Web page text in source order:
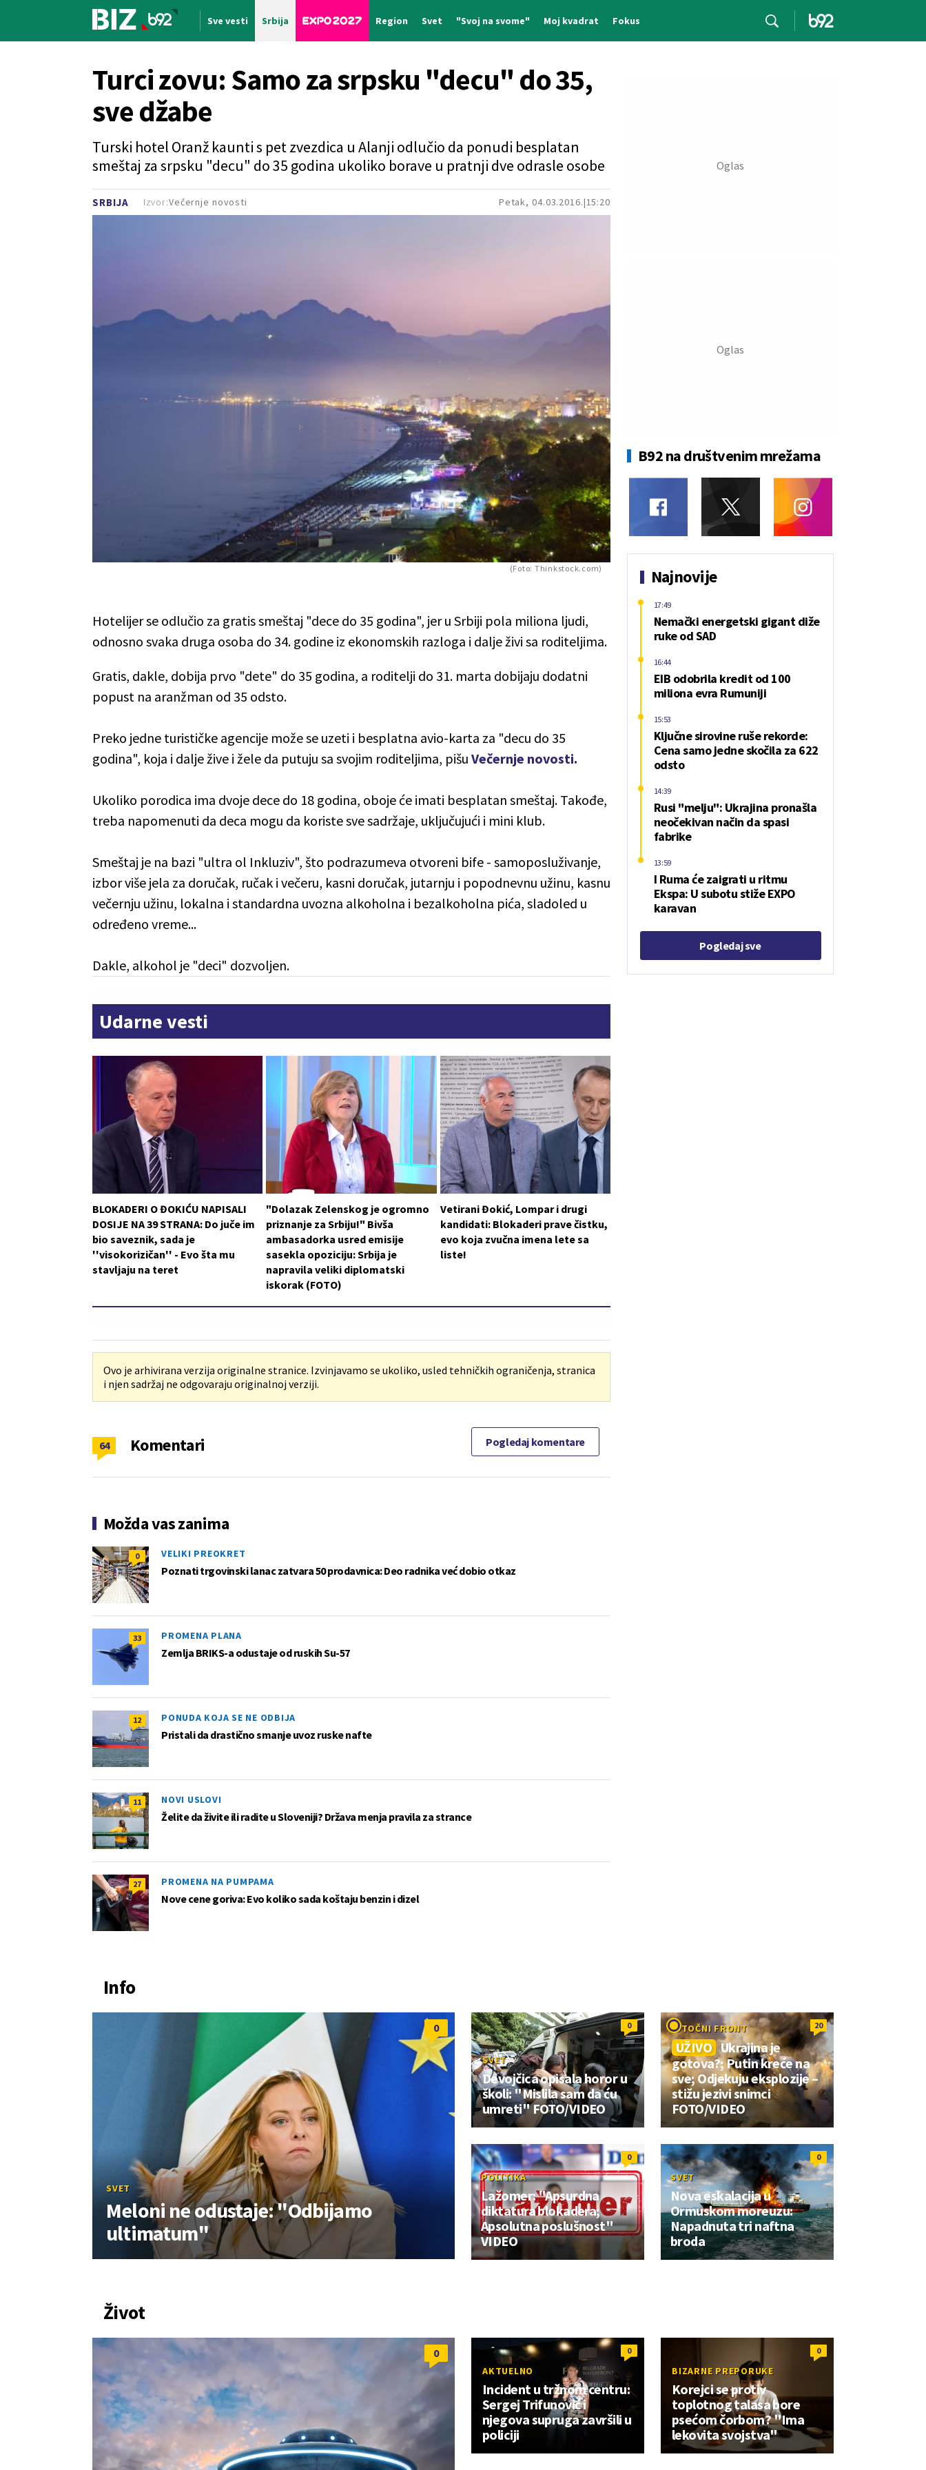
Sve vesti Srbija Region Svet "Svoj na svome" Moj kvadrat Fokus
SRBIJA Petak, 04.03.2016. 15:20
Turci zovu: Samo za srpsku "decu" do 35,
sve džabe
Turski hotel Oranž kaunti s pet zvezdica u Alanji odlučio da ponudi besplatan
smeštaj za srpsku "decu" do 35 godina ukoliko borave u pratnji dve odrasle osobe
Izvor:Večernje novosti
(Foto: Thinkstock.com)
Hotelijer se odlučio za gratis smeštaj "dece do 35 godina", jer u Srbiji pola miliona ljudi,
odnosno svaka druga osoba do 34. godine iz ekonomskih razloga i dalje živi sa roditeljima.
Gratis, dakle, dobija prvo "dete" do 35 godina, a roditelji do 31. marta dobijaju dodatni
popust na aranžman od 35 odsto.
Preko jedne turističke agencije može se uzeti i besplatna avio-karta za "decu do 35
godina", koja i dalje žive i žele da putuju sa svojim roditeljima, pišu Večernje novosti.
Ukoliko porodica ima dvoje dece do 18 godina, oboje će imati besplatan smeštaj. Takođe,
treba napomenuti da deca mogu da koriste sve sadržaje, uključujući i mini klub.
Smeštaj je na bazi "ultra ol Inkluziv", što podrazumeva otvoreni bife - samoposluživanje,
izbor više jela za doručak, ručak i večeru, kasni doručak, jutarnju i popodnevnu užinu, kasnu
večernju užinu, lokalna i standardna uvozna alkoholna i bezalkoholna pića, sladoled u
određeno vreme...
Dakle, alkohol je "deci" dozvoljen.
Udarne vesti
BLOKADERI O ĐOKIĆU NAPISALI
DOSIJE NA 39 STRANA: Do juče im
bio saveznik, sada je
''visokorizičan'' - Evo šta mu
stavljaju na teret
"Dolazak Zelenskog je ogromno
priznanje za Srbiju!" Bivša
ambasadorka usred emisije
sasekla opoziciju: Srbija je
napravila veliki diplomatski
iskorak (FOTO)
Vetirani Đokić, Lompar i drugi
kandidati: Blokaderi prave čistku,
evo koja zvučna imena lete sa
liste!
Ovo je arhivirana verzija originalne stranice. Izvinjavamo se ukoliko, usled tehničkih ograničenja, stranica
i njen sadržaj ne odgovaraju originalnoj verziji.
Komentari
64 Pogledaj komentare
Možda vas zanima
0 VELIKI PREOKRET
Poznati trgovinski lanac zatvara 50 prodavnica: Deo radnika već dobio otkaz
33 PROMENA PLANA
Zemlja BRIKS-a odustaje od ruskih Su-57
12 PONUDA KOJA SE NE ODBIJA
Pristali da drastično smanje uvoz ruske nafte
11 NOVI USLOVI
Želite da živite ili radite u Sloveniji? Država menja pravila za strance
27 PROMENA NA PUMPAMA
Nove cene goriva: Evo koliko sada koštaju benzin i dizel
B92 na društvenim mrežama
Najnovije
Nemački energetski gigant diže
ruke od SAD
17:49
EIB odobrila kredit od 100
miliona evra Rumuniji
16:44
Ključne sirovine ruše rekorde:
Cena samo jedne skočila za 622
odsto
15:53
Rusi "melju": Ukrajina pronašla
neočekivan način da spasi
fabrike
14:39
I Ruma će zaigrati u ritmu
Ekspa: U subotu stiže EXPO
karavan
13:59
Pogledaj sve
Info
0
SVET
Meloni ne odustaje: "Odbijamo
ultimatum"
0
SVET
Devojčica opisala horor u
školi: "Mislila sam da ću
umreti" FOTO/VIDEO
20
ISTOČNI FRONT
UŽIVO Ukrajina je
gotova?; Putin kreće na
sve; Odjekuju eksplozije –
stižu jezivi snimci
FOTO/VIDEO
0
POLITIKA
Lažomer: "Apsurdna
diktatura blokadera;
Apsolutna poslušnost"
VIDEO
0
SVET
Nova eskalacija u
Ormuskom moreuzu:
Napadnuta tri naftna
broda
Život
0 0
AKTUELNO
Incident u tržnom centru:
Sergej Trifunović i
njegova supruga završili u
policiji
0
BIZARNE PREPORUKE
Korejci se protiv
toplotnog talasa bore
psećom čorbom? "Ima
lekovita svojstva"